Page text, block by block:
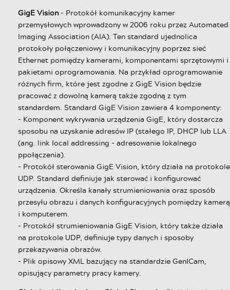
GigE Vision- Protokół komunikacyjny kamer
przemysłowych wprowadzony w 2006 roku przez Automated
Imaging Association (AIA). Ten standard ujednolica
protokoły połączeniowy i komunikacyjny poprzez sieć
Ethernet pomiędzy kamerami, komponentami sprzętowymi i
pakietami oprogramowania. Na przykład oprogramowanie
różnych firm, które jest zgodne z GigE Vision będzie
pracować z dowolną kamerą także zgodną z tym
standardem. Standard GigE Vision zawiera 4 komponenty:
- Komponent wykrywania urządzenia GigE, który dostarcza
sposobu na uzyskanie adresów IP (stałego IP, DHCP lub LLA
(ang. link local addressing - adresowanie lokalnego
ppołączenia).
- Protokół sterowania GigE Vision, który działa na protokole
UDP. Standard definiuje jak sterować i konfigurować
urządzenia. Określa kanały strumieniowania oraz sposób
przesyłu obrazu i danych konfiguracyjnych pomiędzy kamerą
i komputerem.
- Protokół strumieniowania GigE Vision, który także działa
na protokole UDP, definiuje typy danych i sposoby
przekazywania obrazów.
- Plik opisowy XML bazujący na standardzie GenICam,
opisujący parametry pracy kamery.